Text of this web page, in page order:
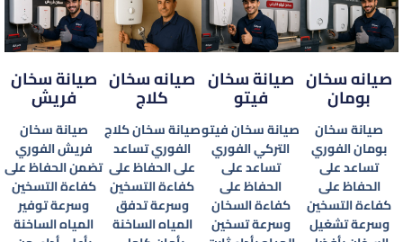
صيانه سخان
بومان
صيانة سخان
بومان الفوري
تساعد على
الحفاظ على
كفاءة التسخين
وسرعة تشغيل
صيانة سخان
فيتو
صيانة سخان فيتو
التركي الفوري
تساعد على
الحفاظ على
كفاءة السخان
وسرعة تسخين
صيانه سخان
كلاج
صيانة سخان كلاج
الفوري تساعد
على الحفاظ على
كفاءة التسخين
وسرعة تدفق
المياه الساخنة
صيانة سخان
فريش
صيانة سخان
فريش الفوري
تضمن الحفاظ على
كفاءة التسخين
وسرعة توفير
المياه الساخنة